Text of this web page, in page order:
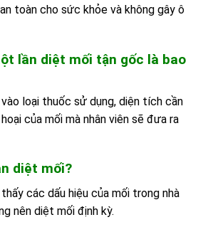
toàn cho sức khỏe và không gây ô
lần diệt mối tận gốc là bao
loại thuốc sử dụng, diện tích cần
của mối mà nhân viên sẽ đưa ra
diệt mối?
các dấu hiệu của mối trong nhà
nên diệt mối định kỳ.